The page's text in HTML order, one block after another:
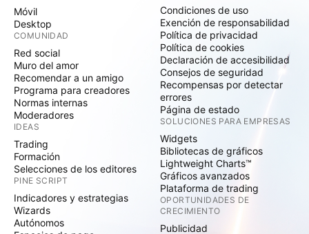
Móvil
Desktop
COMUNIDAD
Red social
Muro del amor
Recomendar a un amigo
Programa para creadores
Normas internas
Moderadores
IDEAS
Trading
Formación
Selecciones de los editores
PINE SCRIPT
Indicadores y estrategias
Wizards
Autónomos
Condiciones de uso
Exención de responsabilidad
Política de privacidad
Política de cookies
Declaración de accesibilidad
Consejos de seguridad
Recompensas por detectar
errores
Página de estado
SOLUCIONES PARA EMPRESAS
Widgets
Bibliotecas de gráficos
Lightweight Charts™
Gráficos avanzados
Plataforma de trading
OPORTUNIDADES DE
CRECIMIENTO
Publicidad